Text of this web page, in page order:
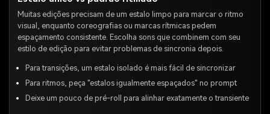
Muitas edições precisam de um estalo limpo para marcar o ritmo
visual, enquanto coreografias ou marcas rítmicas pedem
espaçamento consistente. Escolha sons que combinem com seu
estilo de edição para evitar problemas de sincronia depois.
Para transições, um estalo isolado é mais fácil de sincronizar
Para ritmos, peça "estalos igualmente espaçados" no prompt
Deixe um pouco de pré-roll para alinhar exatamente o transiente